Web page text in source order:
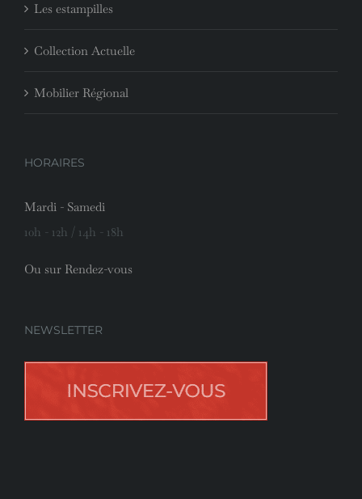
Les estampilles
Collection Actuelle
Mobilier Régional
HORAIRES
Mardi - Samedi
10h - 12h / 14h - 18h
Ou sur Rendez-vous
NEWSLETTER